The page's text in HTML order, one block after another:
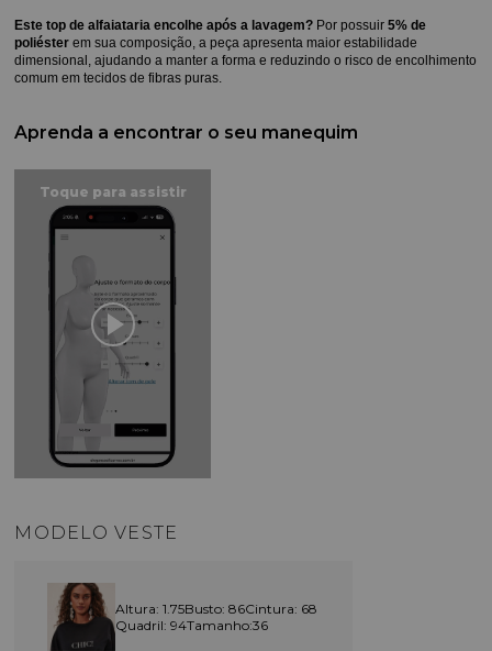
Este top de alfaiataria encolhe após a lavagem? Por possuir 5% de
poliéster em sua composição, a peça apresenta maior estabilidade
dimensional, ajudando a manter a forma e reduzindo o risco de encolhimento
comum em tecidos de fibras puras.
Aprenda a encontrar o seu manequim
MODELO VESTE
Altura: 1.75Busto: 86Cintura: 68
Quadril: 94Tamanho:36